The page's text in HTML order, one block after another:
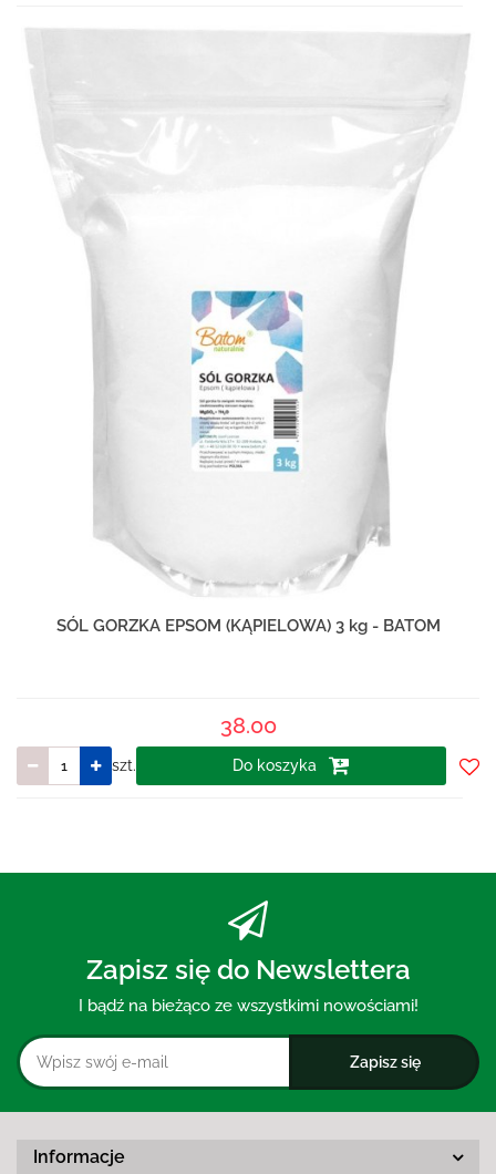
SÓL GORZKA EPSOM (KĄPIELOWA) 3 kg - BATOM
38.00
szt. Do koszyka
Zapisz się do Newslettera
I bądź na bieżąco ze wszystkimi nowościami!
Informacje